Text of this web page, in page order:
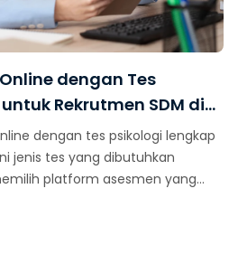
dengan Tes
Rekrutmen SDM di
dengan tes psikologi lengkap
jenis tes yang dibutuhkan
platform asesmen yang